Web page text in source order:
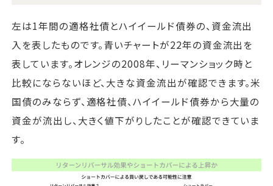
左は1年間の適格社債とハイイールド債券の、資金流出
入を表したものです。青いチャートが22年の資金流出を
表しています。オレンジの2008年、リーマンショック時と
比較にならないほど、大きな資金流出が確認できます。米
国債のみならず、適格社債、ハイイールド債券から大量の
資金が流出し、大きく値下がりしたことが確認できていま
す。